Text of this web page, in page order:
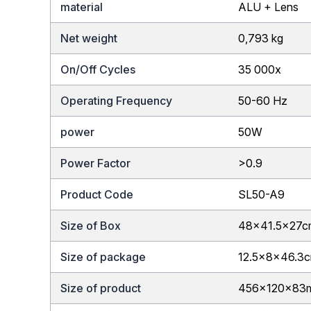
material ALU + Lens
Net weight 0,793 kg
On/Off Cycles 35 000x
Operating Frequency 50-60 Hz
power 50W
Power Factor >0.9
Product Code SL50-A9
Size of Box
Size of package
Size of product